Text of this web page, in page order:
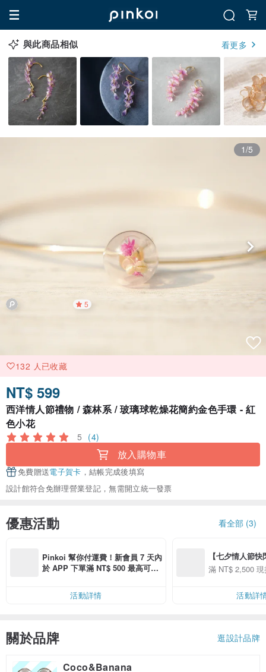
與此商品相似 看更多
1/5
5
132 人已收藏
NT$ 599
西洋情人節禮物 / 森林系 / 玻璃球乾燥花簡約金色手環 - 紅
色小花
5 (4)
放入購物車
免費贈送電子賀卡 ，結帳完成後填寫
設計館符合免辦理營業登記，無需開立統一發票
優惠活動 看全部 (3)
Pinkoi 幫你付運費！新會員 7 天內
於 APP 下單滿 NT$ 500 最高可折
活動詳情
【七夕情人節
用 APP 購買任
00 現折 NT$100
滿 NT$ 2,500
活動詳
關於品牌 逛設計品牌
Coco&Banana